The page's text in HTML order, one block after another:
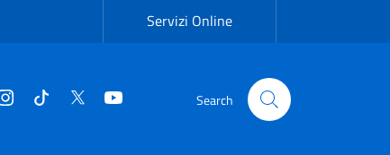
Servizi Online
Instagram
Tiktok Twitter Search